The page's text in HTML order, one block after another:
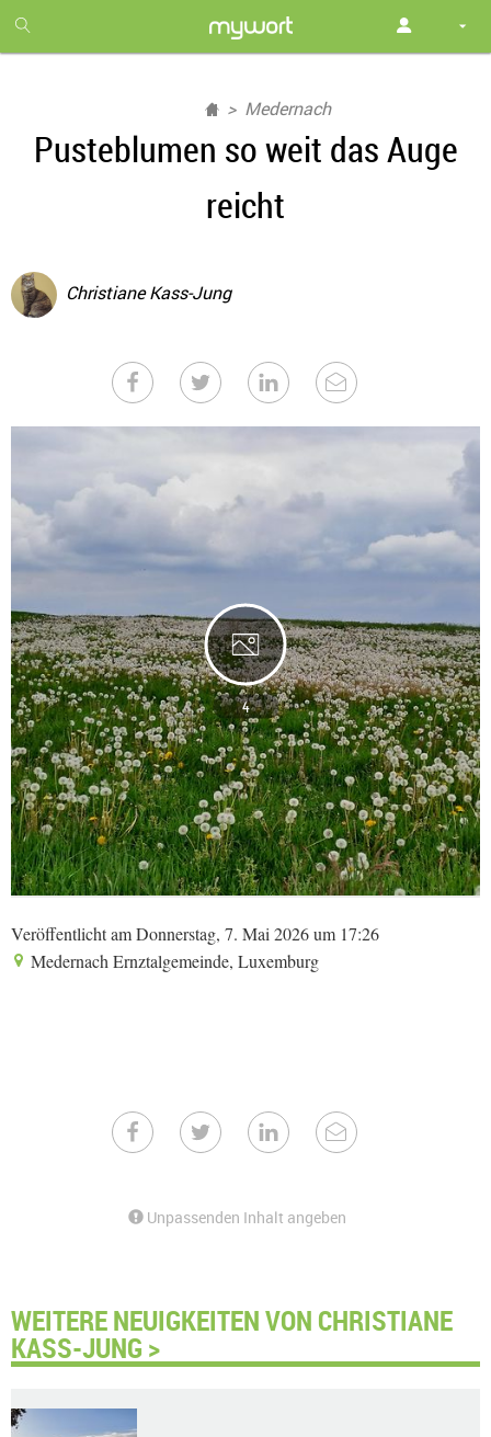
month
free
Medernach
Pusteblumen so weit das Auge
reicht
Christiane Kass-Jung
4
Veröffentlicht am Donnerstag, 7. Mai 2026 um 17:26
Medernach Ernztalgemeinde, Luxemburg
Unpassenden Inhalt angeben
WEITERE NEUIGKEITEN VON CHRISTIANE
KASS-JUNG >